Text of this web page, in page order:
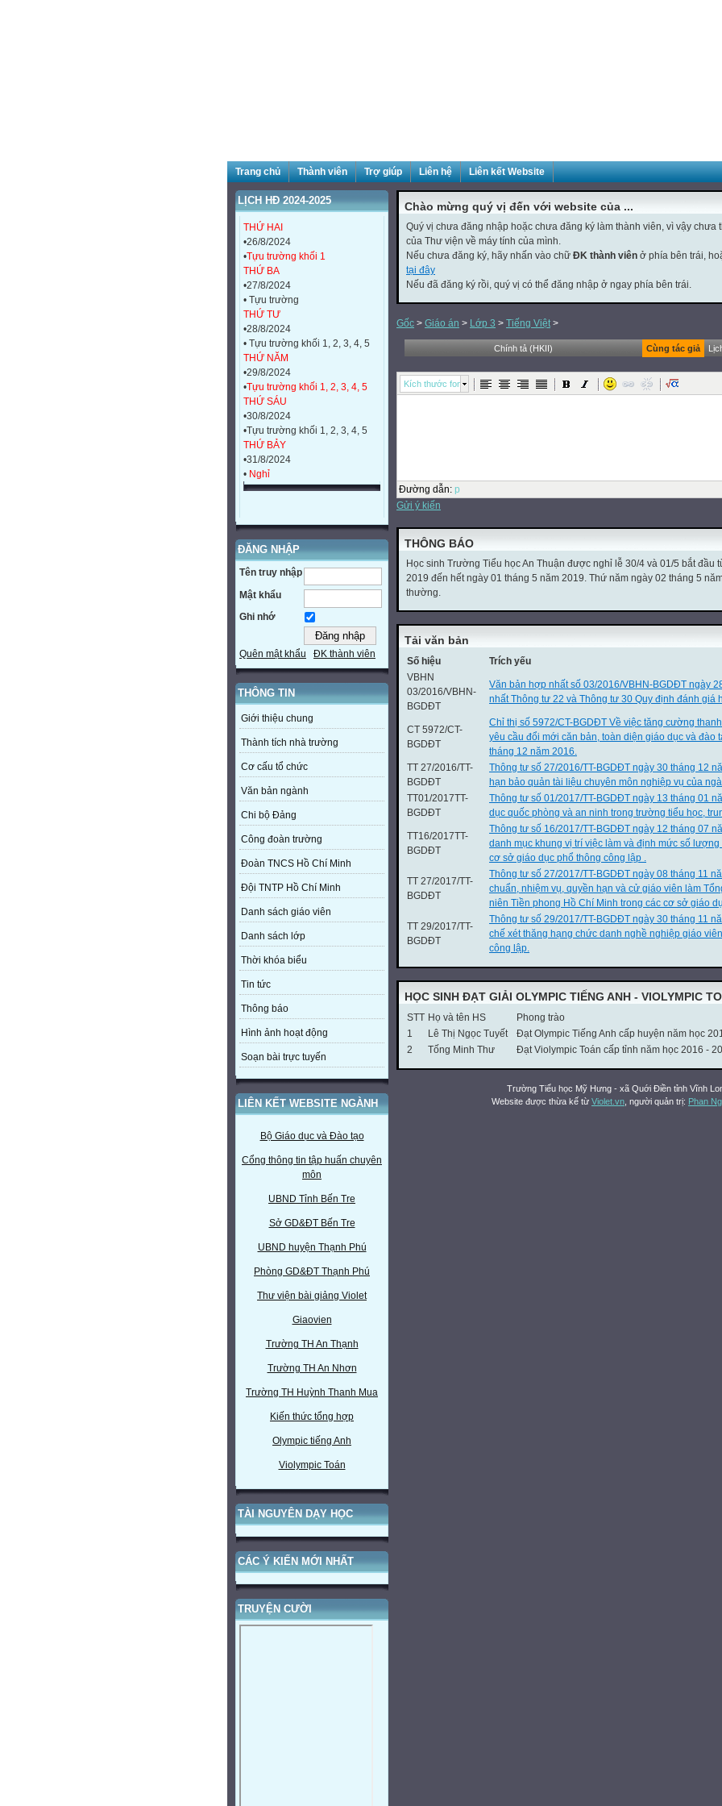
Trang chủ Thành viên Trợ giúp Liên hệ Liên kết Website
LỊCH HĐ 2024-2025
THỨ HAI
•26/8/2024
•Tựu trường khối 1
THỨ BA
•27/8/2024
• Tựu trường
THỨ TƯ
•28/8/2024
• Tựu trường khối 1, 2, 3, 4, 5
THỨ NĂM
•29/8/2024
•Tựu trường khối 1, 2, 3, 4, 5
THỨ SÁU
•30/8/2024
•Tựu trường khối 1, 2, 3, 4, 5
THỨ BẢY
•31/8/2024
• Nghỉ
ĐĂNG NHẬP
Tên truy nhập
Mật khẩu
Ghi nhớ
Quên mật khẩu ĐK thành viên
THÔNG TIN
Giới thiệu chung
Thành tích nhà trường
Cơ cấu tổ chức
Văn bản ngành
Chi bộ Đảng
Công đoàn trường
Đoàn TNCS Hồ Chí Minh
Đội TNTP Hồ Chí Minh
Danh sách giáo viên
Danh sách lớp
Thời khóa biểu
Tin tức
Thông báo
Hình ảnh hoạt động
Soạn bài trực tuyến
LIÊN KẾT WEBSITE NGÀNH
Bộ Giáo dục và Đào tạo
Cổng thông tin tập huấn chuyên
môn
UBND Tỉnh Bến Tre
Sở GD&ĐT Bến Tre
UBND huyện Thạnh Phú
Phòng GD&ĐT Thạnh Phú
Thư viện bài giảng Violet
Giaovien
Trường TH An Thạnh
Trường TH An Nhơn
Trường TH Huỳnh Thanh Mua
Kiến thức tổng hợp
Olympic tiếng Anh
Violympic Toán
TÀI NGUYÊN DẠY HỌC
CÁC Ý KIẾN MỚI NHẤT
TRUYỆN CƯỜI
Chào mừng quý vị đến với website của ...
Quý vị chưa đăng nhập hoặc chưa đăng ký làm thành viên, vì vậy chưa
của Thư viện về máy tính của mình.
Nếu chưa đăng ký, hãy nhấn vào chữ ĐK thành viên ở phía bên trái,
tại đây
Nếu đã đăng ký rồi, quý vị có thể đăng nhập ở ngay phía bên trái.
Gốc > Giáo án > Lớp 3 > Tiếng Việt>
Chính tả (HKII) Cùng tác giả
Kích thước font
Đường dẫn: p
Gửi ý kiến
THÔNG BÁO
Học sinh Trường Tiểu học An Thuận được nghỉ lễ 30/4 và 01/5 bắt đầu
2019 đến hết ngày 01 tháng 5 năm 2019. Thứ năm ngày 02 tháng 5
thường.
Tải văn bản
Số hiệu
Trích yếu
VBHN
03/2016/VBHN-
BGDĐT
Văn bản hợp nhất số 03/2016/VBHN-BGDĐT ngày
nhất Thông tư 22 và Thông tư 30 Quy định đánh giá
CT 5972/CT-
BGDĐT
Chỉ thị số 5972/CT-BGDĐT Về việc tăng cường
yêu cầu đổi mới căn bản, toàn diện giáo dục và đào
tháng 12 năm 2016.
TT 27/2016/TT-
BGDĐT
Thông tư số 27/2016/TT-BGDĐT ngày 30 tháng 12
hạn bảo quản tài liệu chuyên môn nghiệp vụ của
TT01/2017TT-
BGDĐT
Thông tư số 01/2017/TT-BGDĐT ngày 13 tháng 01
dục quốc phòng và an ninh trong trường tiểu học,
TT16/2017TT-
BGDĐT
Thông tư số 16/2017/TT-BGDĐT ngày 12 tháng 07
danh mục khung vị trí việc làm và định mức số
cơ sở giáo dục phổ thông công lập .
TT 27/2017/TT-
BGDĐT
Thông tư số 27/2017/TT-BGDĐT ngày 08 tháng 11
chuẩn, nhiệm vụ, quyền hạn và cử giáo viên làm
niên Tiền phong Hồ Chí Minh trong các cơ sở giáo
TT 29/2017/TT-
BGDĐT
Thông tư số 29/2017/TT-BGDĐT ngày 30 tháng 11
chế xét thăng hạng chức danh nghề nghiệp giáo
công lập.
HỌC SINH ĐẠT GIẢI OLYMPIC TIẾNG ANH - VIOLYMPIC
STT Họ và tên HS Phong trào
1
Lê Thị Ngọc Tuyết
Đạt Olympic Tiếng Anh cấp huyện năm học
2
Tống Minh Thư Đạt Violympic Toán cấp tỉnh năm học 2016 -
Trường Tiểu học Mỹ Hưng - xã Quới Điền tỉnh Vĩnh
Website được thừa kế từ Violet.vn , người quản trị: Phan